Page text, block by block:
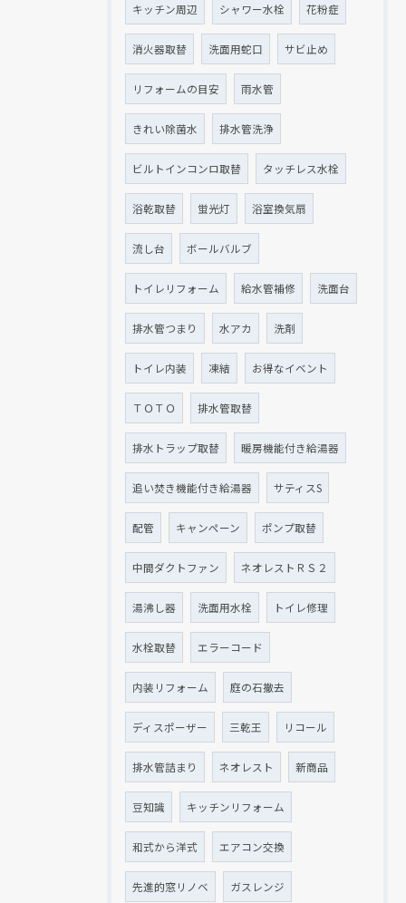
キッチン周辺 シャワー水栓 花粉症
消火器取替 洗面用蛇口 サビ止め
リフォームの目安 雨水管
きれい除菌水 排水管洗浄
ビルトインコンロ取替 タッチレス水栓
浴乾取替 蛍光灯 浴室換気扇
流し台 ボールバルブ
トイレリフォーム 給水管補修 洗面台
排水管つまり 水アカ 洗剤
トイレ内装 凍結 お得なイベント
ＴＯＴＯ 排水管取替
排水トラップ取替 暖房機能付き給湯器
追い焚き機能付き給湯器 サティスS
配管 キャンペーン ポンプ取替
中間ダクトファン ネオレストＲＳ２
湯沸し器 洗面用水栓 トイレ修理
水栓取替 エラーコード
内装リフォーム 庭の石撤去
ディスポーザー 三乾王 リコール
排水管詰まり ネオレスト 新商品
豆知識 キッチンリフォーム
和式から洋式 エアコン交換
先進的窓リノベ ガスレンジ